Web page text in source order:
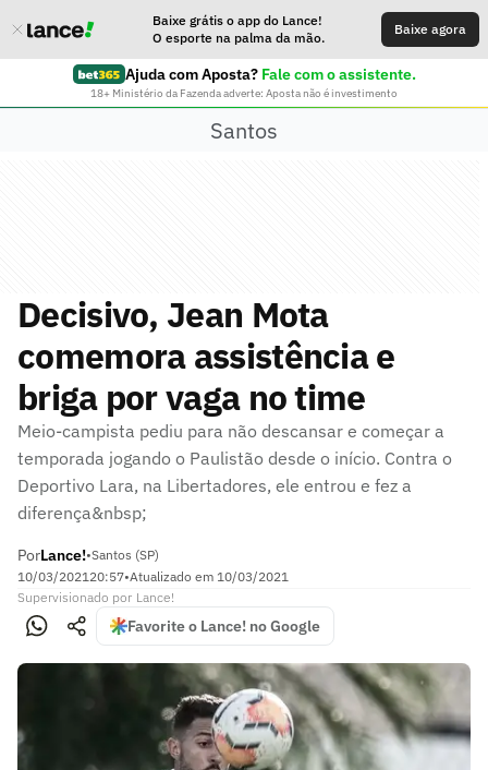
Baixe grátis o app do Lance!
O esporte na palma da mão.
Baixe agora
Ajuda com Aposta? Fale com o assistente.
18+ Ministério da Fazenda adverte: Aposta não é investimento
Santos
Decisivo, Jean Mota
comemora assistência e
briga por vaga no time
Meio-campista pediu para não descansar e começar a
temporada jogando o Paulistão desde o início. Contra o
Deportivo Lara, na Libertadores, ele entrou e fez a
diferença&nbsp;
PorLance!•Santos (SP)
10/03/202120:57•Atualizado em 10/03/2021
Supervisionado por Lance!
Favorite o Lance! no Google